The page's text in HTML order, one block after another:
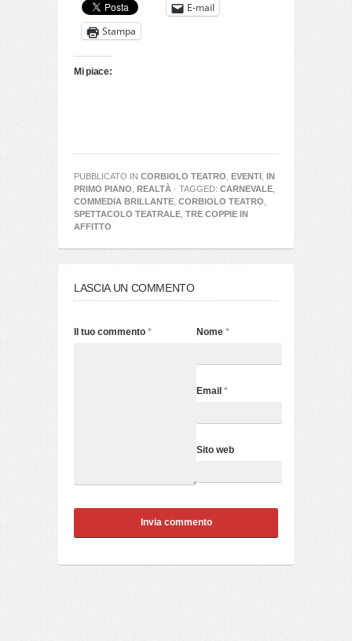
E-mail
Stampa
Mi piace:
PUBBLICATO IN CORBIOLO TEATRO EVENTI
IN
PRIMO PIANO
REALTÀ · TAGGED: CARNEVALE
COMMEDIA BRILLANTE CORBIOLO TEATRO
SPETTACOLO TEATRALE TRE COPPIE IN
AFFITTO
LASCIA UN COMMENTO
Nome*
Email*
Sito web
Il tuo commento *